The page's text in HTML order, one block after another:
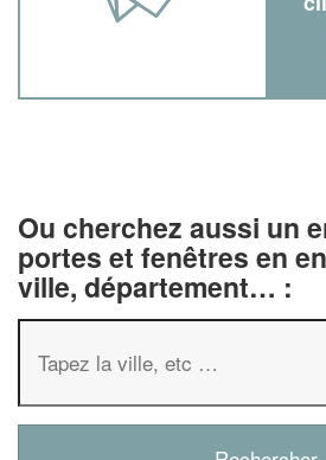
Ou cherchez aussi un
portes et fenêtres en
ville, département… :